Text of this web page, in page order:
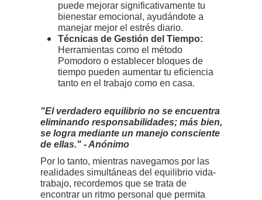
puede mejorar significativamente tu
bienestar emocional, ayudándote a
manejar mejor el estrés diario.
Técnicas de Gestión del Tiempo:
Herramientas como el método
Pomodoro o establecer bloques de
tiempo pueden aumentar tu eficiencia
tanto en el trabajo como en casa.
"El verdadero equilibrio no se encuentra
eliminando responsabilidades; más bien,
se logra mediante un manejo consciente
de ellas." - Anónimo
Por lo tanto, mientras navegamos por las
realidades simultáneas del equilibrio vida-
trabajo, recordemos que se trata de
encontrar un ritmo personal que permita